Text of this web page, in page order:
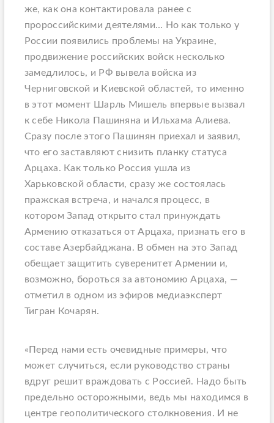
же, как она контактировала ранее с
пророссийскими деятелями… Но как только у
России появились проблемы на Украине,
продвижение российских войск несколько
замедлилось, и РФ вывела войска из
Черниговской и Киевской областей, то именно
в этот момент Шарль Мишель впервые вызвал
к себе Никола Пашиняна и Ильхама Алиева.
Сразу после этого Пашинян приехал и заявил,
что его заставляют снизить планку статуса
Арцаха. Как только Россия ушла из
Харьковской области, сразу же состоялась
пражская встреча, и начался процесс, в
котором Запад открыто стал принуждать
Армению отказаться от Арцаха, признать его в
составе Азербайджана. В обмен на это Запад
обещает защитить суверенитет Армении и,
возможно, бороться за автономию Арцаха, —
отметил в одном из эфиров медиаэксперт
Тигран Кочарян.
«Перед нами есть очевидные примеры, что
может случиться, если руководство страны
вдруг решит враждовать с Россией. Надо быть
предельно осторожными, ведь мы находимся в
центре геополитического столкновения. И не